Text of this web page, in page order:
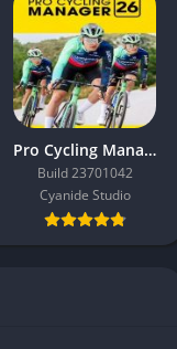
Pro Cycling Manager 26
Build 23701042
Cyanide Studio